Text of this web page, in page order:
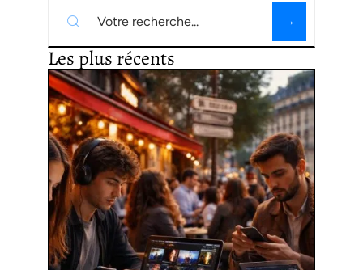
Les plus récents